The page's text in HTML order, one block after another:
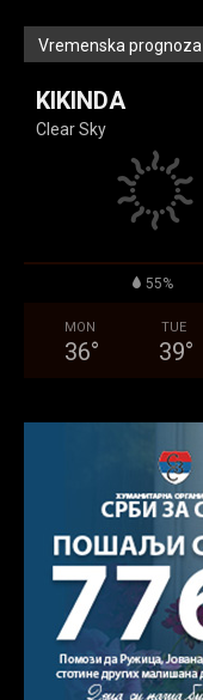
Vremenska prognoza
KIKINDA
Clear Sky
55%
MON
36°
TUE
39°